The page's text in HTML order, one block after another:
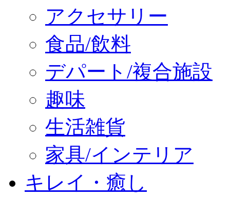
アクセサリー
食品/飲料
デパート/複合施設
趣味
生活雑貨
家具/インテリア
キレイ・癒し